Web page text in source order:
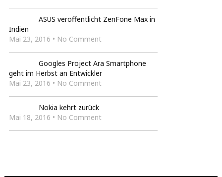
ASUS veröffentlicht ZenFone Max in
Indien
Mai 23, 2016 • No Comment
Googles Project Ara Smartphone
geht im Herbst an Entwickler
Mai 23, 2016 • No Comment
Nokia kehrt zurück
Mai 18, 2016 • No Comment